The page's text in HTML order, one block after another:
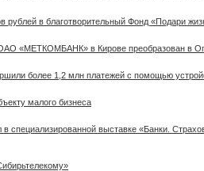
рублей в благотворительный Фонд «Подари
«МЕТКОМБАНК» в Кирове преобразован в
более 1,2 млн платежей с помощью
малого бизнеса
выставке «Банки.